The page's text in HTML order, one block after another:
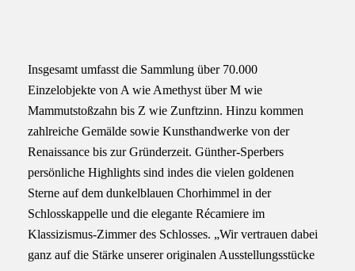
Insgesamt umfasst die Sammlung über 70.000
Einzelobjekte von A wie Amethyst über M wie
Mammutstoßzahn bis Z wie Zunftzinn. Hinzu kommen
zahlreiche Gemälde sowie Kunsthandwerke von der
Renaissance bis zur Gründerzeit. Günther-Sperbers
persönliche Highlights sind indes die vielen goldenen
Sterne auf dem dunkelblauen Chorhimmel in der
Schlosskappelle und die elegante Récamiere im
Klassizismus-Zimmer des Schlosses. „Wir vertrauen dabei
ganz auf die Stärke unserer originalen Ausstellungsstücke